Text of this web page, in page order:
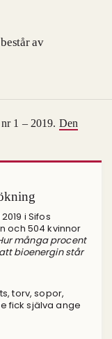
av
1 – 2019. Den
i Sifos
och 504 kvinnor
många procent
bioenergin står
torv, sopor,
fick själva ange